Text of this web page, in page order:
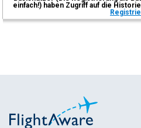
einfach!) haben Zugriff auf die